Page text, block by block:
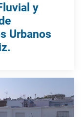
y
Urbanos